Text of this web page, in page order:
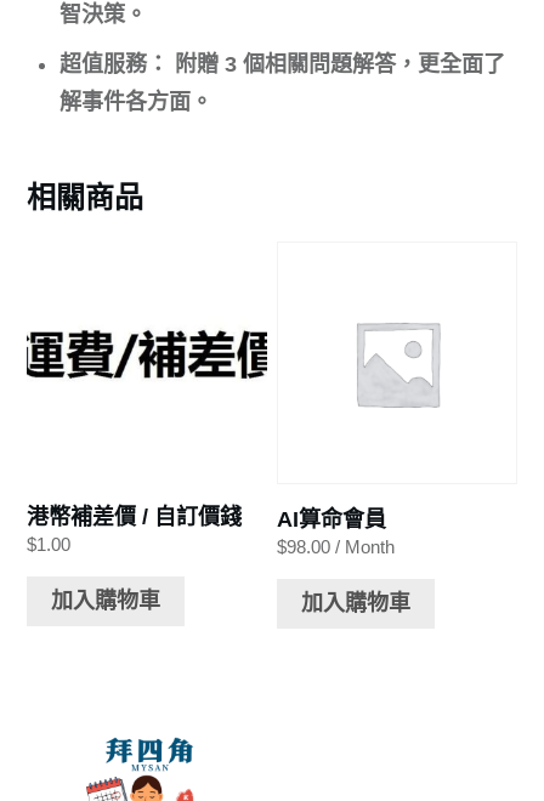
智決策。
超值服務：
附贈 3 個相關問題解答，更全面了
解事件各方面。
相關商品
港幣補差價 / 自訂價錢
$1.00
加入購物車
AI算命會員
$98.00 / Month
加入購物車